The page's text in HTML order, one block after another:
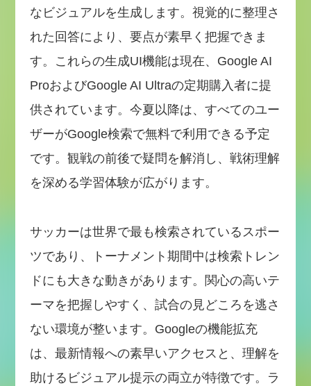
なビジュアルを生成します。視覚的に整理さ
れた回答により、要点が素早く把握できま
す。これらの生成UI機能は現在、Google AI
ProおよびGoogle AI Ultraの定期購入者に提
供されています。今夏以降は、すべてのユー
ザーがGoogle検索で無料で利用できる予定
です。観戦の前後で疑問を解消し、戦術理解
を深める学習体験が広がります。
サッカーは世界で最も検索されているスポー
ツであり、トーナメント期間中は検索トレン
ドにも大きな動きがあります。関心の高いテ
ーマを把握しやすく、試合の見どころを逃さ
ない環境が整います。Googleの機能拡充
は、最新情報への素早いアクセスと、理解を
助けるビジュアル提示の両立が特徴です。ラ